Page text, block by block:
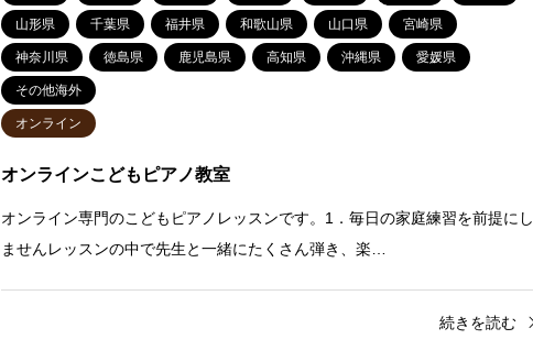
山形県 千葉県 福井県 和歌山県 山口県 宮崎県
神奈川県 徳島県 鹿児島県 高知県 沖縄県 愛媛県
その他海外
オンライン
オンラインこどもピアノ教室
オンライン専門のこどもピアノレッスンです。1．毎日の家庭練習を前提にし
ませんレッスンの中で先生と一緒にたくさん弾き、楽…
続きを読む